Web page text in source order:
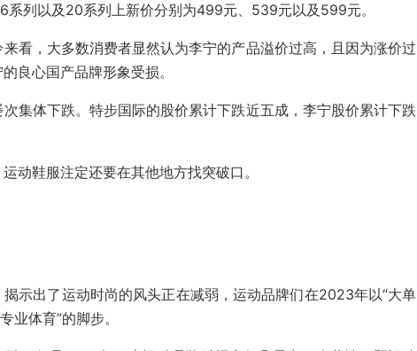
系列以及20系列上新价分别为499元、539元以及599元。
看，大多数消费者显然认为李宁的产品溢价过高，且因为涨价过
良心国产品牌形象受损。
集体下跌。特步国际的股价累计下跌近五成，李宁股价累计下跌
动鞋服注定还要在其他地方找突破口。
示出了运动时尚的风头正在减弱，运动品牌们在2023年以“大单
业体育”的脚步。